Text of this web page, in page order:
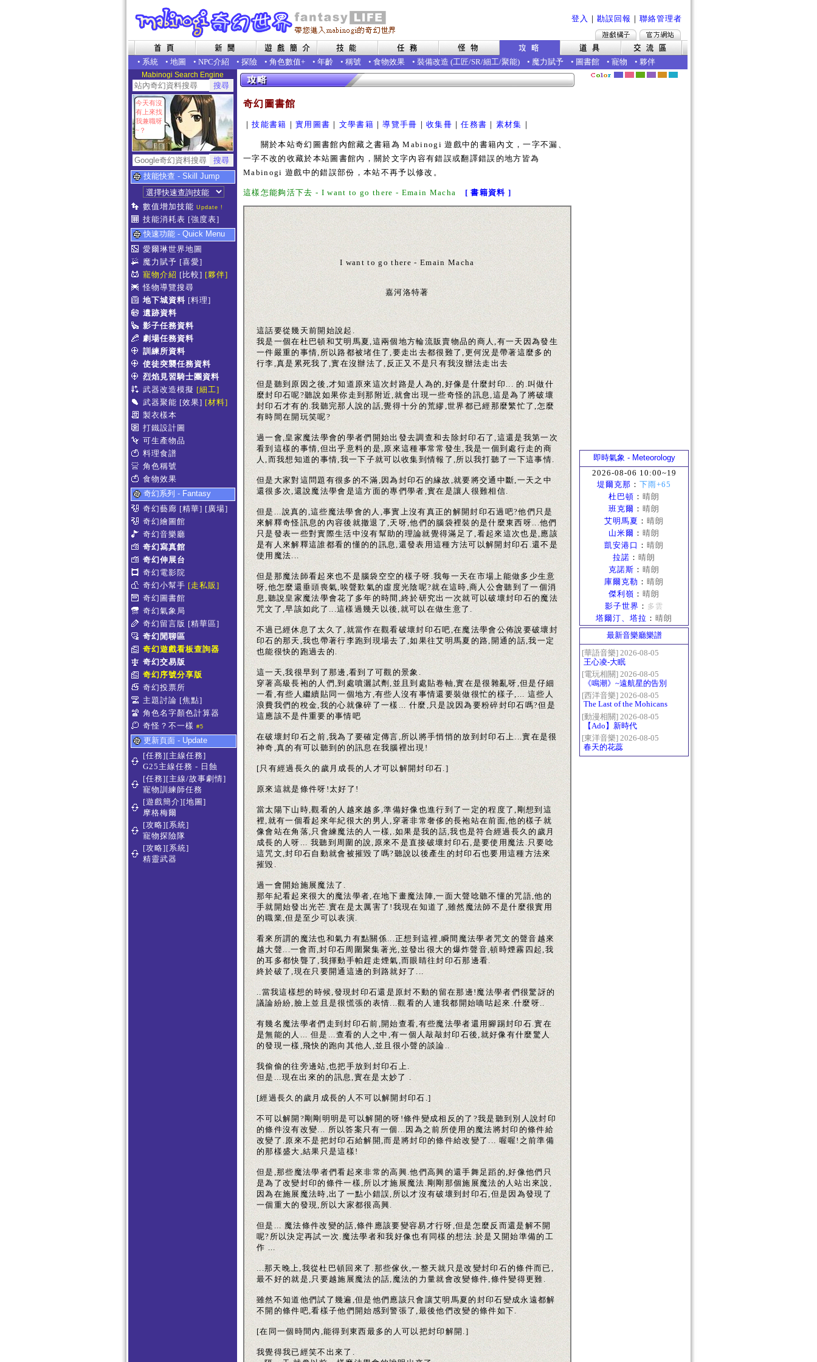
登入 ｜ 勘誤回報 ｜ 聯絡管理者
• 系統 • 地圖 • NPC介紹 • 探險 • 角色數值+ • 年齡 • 稱號 • 食物效果 • 裝備改造 (工匠/SR/細工/聚能) • 魔力賦予 • 圖書館 • 寵物 • 夥伴
Mabinogi Search Engine
今天有沒
有上來找
我兼職呀
~？
技能快查 - Skill Jump
數值增加技能 Update !
技能消耗表 [強度表]
快速功能 - Quick Menu
愛爾琳世界地圖
魔力賦予 [喜愛]
寵物介紹 [比較] [夥伴]
怪物導覽搜尋
地下城資料 [料理]
遺跡資料
影子任務資料
劇場任務資料
訓練所資料
使徒突襲任務資料
烈焰見習騎士團資料
武器改造模擬 [細工]
武器聚能 [效果] [材料]
製衣樣本
打鐵設計圖
可生產物品
料理食譜
角色稱號
食物效果
奇幻系列 - Fantasy
奇幻藝廊 [精華] [廣場]
奇幻繪圖館
奇幻音樂廳
奇幻寫真館
奇幻伸展台
奇幻電影院
奇幻小幫手 [走私販]
奇幻圖書館
奇幻氣象局
奇幻留言版 [精華區]
奇幻閒聊區
奇幻遊戲看板查詢器
奇幻交易版
奇幻序號分享版
奇幻投票所
主題討論 [焦點]
角色名字顏色計算器
奇怪？不一樣 #5
更新頁面 - Update
[任務][主線任務]
G25主線任務 - 日蝕
[任務][主線/故事劇情]
寵物訓練師任務
[遊戲簡介][地圖]
摩格梅爾
[攻略][系統]
寵物探險隊
[攻略][系統]
精靈武器
奇幻圖書館
｜技能書籍 ｜實用圖書 ｜ 文學書籍 ｜導覽手冊 ｜收集冊 ｜任務書 ｜ 素材集 ｜
關於本站奇幻圖書館內館藏之書籍為 Mabinogi 遊戲中的書籍內文，一字不漏、
一字不改的收藏於本站圖書館內，關於文字內容有錯誤或翻譯錯誤的地方皆為
Mabinogi 遊戲中的錯誤部份，本站不再予以修改。
這樣怎能夠活下去 - I want to go there - Emain Macha [ 書籍資料 ]
I want to go there - Emain Macha
嘉河洛特著
這話要從幾天前開始說起.
我是一個在杜巴頓和艾明馬夏,這兩個地方輪流販賣物品的商人,有一天因為發生
一件嚴重的事情,所以路都被堵住了,要走出去都很難了,更何況是帶著這麼多的
行李,真是累死我了,實在沒辦法了,反正又不是只有我沒辦法走出去
但是聽到原因之後,才知道原來這次封路是人為的,好像是什麼封印... 的.叫做什
麼封印石呢?聽說如果你走到那附近,就會出現一些奇怪的訊息,這是為了將破壞
封印石才有的.我聽完那人說的話,覺得十分的荒繆,世界都已經那麼繁忙了,怎麼
有時間在開玩笑呢?
過一會,皇家魔法學會的學者們開始出發去調查和去除封印石了,這還是我第一次
看到這樣的事情,但出乎意料的是,原來這種事常常發生,我是一個到處行走的商
人,而我想知道的事情,我一下子就可以收集到情報了,所以我打聽了一下這事情.
但是大家對這問題有很多的不滿,因為封印石的緣故,就要將交通中斷,一天之中
還很多次,還說魔法學會是這方面的專們學者,實在是讓人很難相信.
但是...說真的,這些魔法學會的人,事實上沒有真正的解開封印石過吧?他們只是
來解釋奇怪訊息的內容後就撤退了,天呀,他們的腦袋裡裝的是什麼東西呀...他們
只是發表一些對實際生活中沒有幫助的理論就覺得滿足了,看起來這次也是,應該
是有人來解釋這誰都看的懂的的訊息,還發表用這種方法可以解開封印石.還不是
使用魔法...
但是那魔法師看起來也不是腦袋空空的樣子呀.我每一天在市場上能做多少生意
呀,他怎麼還垂頭喪氣,唉聲歎氣的虛度光陰呢?就在這時,商人公會聽到了一個消
息,聽說皇家魔法學會花了多年的時間,終於研究出一次就可以破壞封印石的魔法
咒文了,早該如此了...這樣過幾天以後,就可以在做生意了.
不過已經休息了太久了,就當作在觀看破壞封印石吧,在魔法學會公佈說要破壞封
印石的那天,我也帶著行李跑到現場去了,如果往艾明馬夏的路,開通的話,我一定
也能很快的跑過去的.
這一天,我很早到了那邊,看到了可觀的景象.
穿著高級長袍的人們,到處噴灑試劑,並且到處貼卷軸,實在是很雜亂呀,但是仔細
一看,有些人繼續貼同一個地方,有些人沒有事情還要裝做很忙的樣子,... 這些人
浪費我們的稅金,我的心就像碎了一樣... 什麼,只是說因為要粉碎封印石嗎?但是
這應該不是件重要的事情吧
在破壞封印石之前,我為了要確定傳言,所以將手悄悄的放到封印石上...實在是很
神奇,真的有可以聽到的的訊息在我腦裡出現!
[只有經過長久的歲月成長的人才可以解開封印石.]
原來這就是條件呀!太好了!
當太陽下山時,觀看的人越來越多,準備好像也進行到了一定的程度了,剛想到這
裡,就有一個看起來年紀很大的男人,穿著非常奢侈的長袍站在前面,他的樣子就
像會站在角落,只會練魔法的人一樣,.如果是我的話,我也是符合經過長久的歲月
成長的人呀... 我聽到周圍的說,原來不是直接破壞封印石,是要使用魔法.只要唸
這咒文,封印石自動就會被摧毀了嗎?聽說以後產生的封印石也要用這種方法來
摧毀.
過一會開始施展魔法了.
那年紀看起來很大的魔法學者,在地下畫魔法陣,一面大聲唸聽不懂的咒語,他的
手就開始發出光芒.實在是太厲害了!我現在知道了,雖然魔法師不是什麼很實用
的職業,但是至少可以表演.
看來所謂的魔法也和氣力有點關係...正想到這裡,瞬間魔法學者咒文的聲音越來
越大聲...一會而,封印石周圍聚集著光,並發出很大的爆炸聲音,頓時煙霧四起,我
的耳多都快聾了,我揮動手帕趕走煙氣,而眼睛往封印石那邊看.
終於破了,現在只要開通這邊的到路就好了...
..當我這樣想的時候,發現封印石還是原封不動的留在那邊!魔法學者們很驚訝的
議論紛紛,臉上並且是很慌張的表情...觀看的人連我都開始嘀咕起來.什麼呀..
有幾名魔法學者們走到封印石前,開始查看,有些魔法學者還用腳踢封印石.實在
是無能的人... 但是...查看的人之中,有一個人敲敲封印石後,就好像有什麼驚人
的發現一樣,飛快的跑向其他人,並且很小聲的談論..
我偷偷的往旁邊站,也把手放到封印石上.
但是...現在出來的的訊息,實在是太妙了 .
[經過長久的歲月成長的人不可以解開封印石.]
不可以解開?剛剛明明是可以解開的呀!條件變成相反的了?我是聽到別人說封印
的條件沒有改變... 所以答案只有一個...因為之前所使用的魔法將封印的條件給
改變了.原來不是把封印石給解開,而是將封印的條件給改變了... 喔喔!之前準備
的那樣盛大,結果只是這樣!
但是,那些魔法學者們看起來非常的高興.他們高興的還手舞足蹈的,好像他們只
是為了改變封印的條件一樣,所以才施展魔法.剛剛那個施展魔法的人站出來說,
因為在施展魔法時,出了一點小錯誤,所以才沒有破壞到封印石,但是因為發現了
一個重大的發現,所以大家都很高興.
但是... 魔法條件改變的話,條件應該要變容易才行呀,但是怎麼反而還是解不開
呢?所以決定再試一次.魔法學者和我好像也有同樣的想法.於是又開始準備的工
作 ...
...那天晚上,我從杜巴頓回來了.那些傢伙,一整天就只是改變封印石的條件而已,
最不好的就是,只要越施展魔法的話,魔法的力量就會改變條件,條件變得更難.
雖然不知道他們試了幾遍,但是他們應該只會讓艾明馬夏的封印石變成永遠都解
不開的條件吧,看樣子他們開始感到警張了,最後他們改變的條件如下.
[在同一個時間內,能得到東西最多的人可以把封印解開.]
我覺得我已經笑不出來了.
即時氣象 - Meteorology
2026-08-06 10:00~19
堤爾克那 ： 下雨+65
杜巴頓 ： 晴朗
班克爾 ： 晴朗
艾明馬夏 ： 晴朗
山米爾 ： 晴朗
凱安港口 ： 晴朗
拉諾 ： 晴朗
克諾斯 ： 晴朗
庫爾克勒 ： 晴朗
傑利嶺 ： 晴朗
影子世界 ： 多雲
塔爾汀、塔拉 ： 晴朗
最新音樂廳樂譜
[華語音樂] 2026-08-05
王心凌-大眠
[電玩相關] 2026-08-05
《鳴潮》~遠航星的告別
[西洋音樂] 2026-08-05
The Last of the Mohicans
最後的莫西乾人
[動漫相關] 2026-08-05
【Ado】新時代
[東洋音樂] 2026-08-05
春天的花蕊